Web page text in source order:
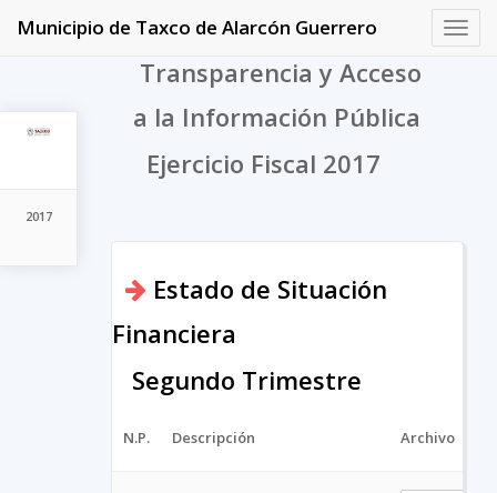
2017
Municipio de Taxco de Alarcón Guerrero
Transparencia y Acceso
a la Información Pública
Ejercicio Fiscal 2017
Estado de Situación
Financiera
Segundo Trimestre
N.P. Descripción Archivo